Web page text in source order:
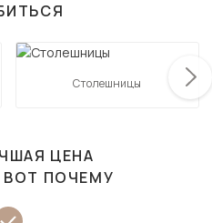
Столешницы
ЦЕНА
ВОТ ПОЧЕМУ